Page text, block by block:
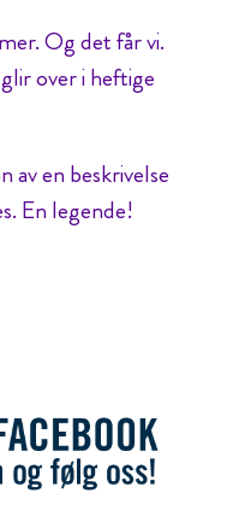
Og det får vi.
over i heftige
av en beskrivelse
En legende!